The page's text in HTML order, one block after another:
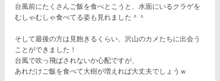
台風前にたくさんご飯を食べとこうと、水面にいるクラゲを
むしゃむしゃ食べてる姿も見れました＾＾
そして最後の方は見飽きるくらい、沢山のカメたちに出会う
ことができました！
台風で吹っ飛ばされないか心配ですが、
あれだけご飯を食べて大樹が増えれば大丈夫でしょうｗ